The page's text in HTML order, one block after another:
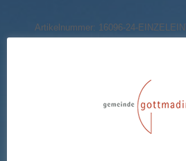
Artikelnummer: 16096-24-
Share
Share